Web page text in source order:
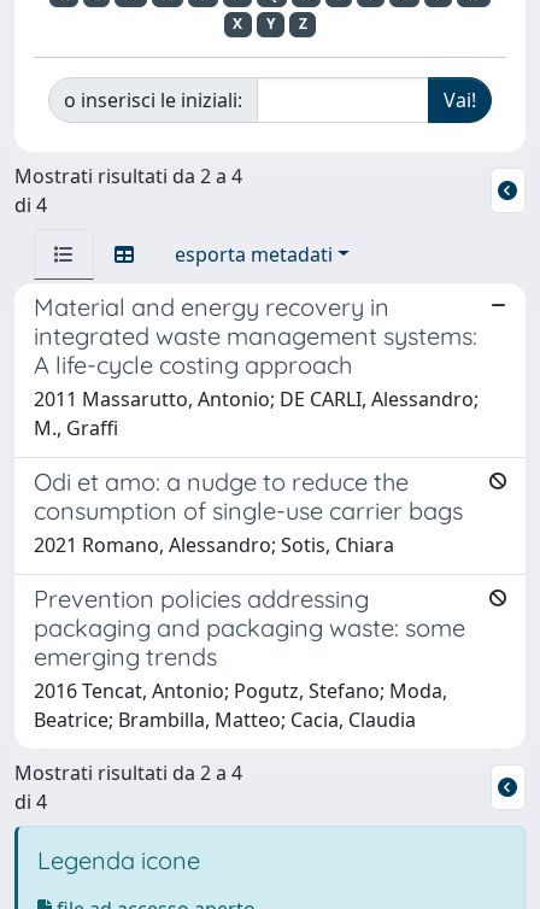
X
Y Z
o inserisci le iniziali:
Mostrati risultati da 2 a 4
di 4
esporta metadati
Material and energy recovery in
integrated waste management systems:
A life-cycle costing approach
2011 Massarutto, Antonio; DE CARLI, Alessandro;
M., Graffi
Odi et amo: a nudge to reduce the
consumption of single-use carrier bags
2021 Romano, Alessandro; Sotis, Chiara
Prevention policies addressing
packaging and packaging waste: some
emerging trends
2016 Tencat, Antonio; Pogutz, Stefano; Moda,
Beatrice; Brambilla, Matteo; Cacia, Claudia
Mostrati risultati da 2 a 4
di 4
Legenda icone